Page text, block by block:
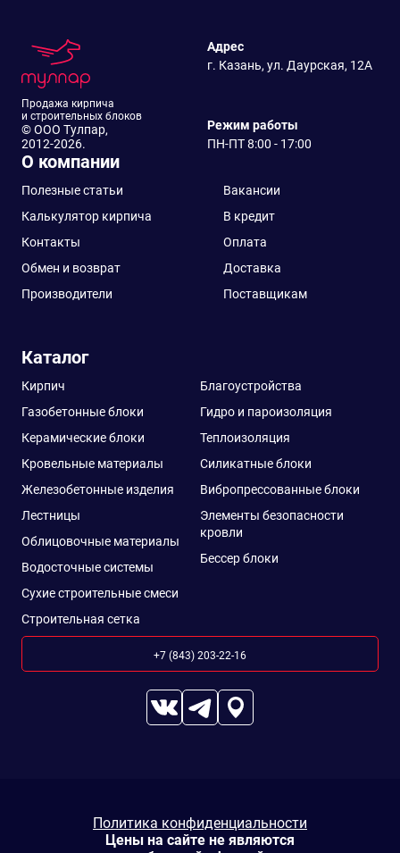
Продажа кирпича
и строительных блоков
© ООО Тулпар,
2012-2026.
Адрес
г. Казань, ул. Даурская, 12А
Режим работы
ПН-ПТ 8:00 - 17:00
О компании
Полезные статьи
Вакансии
Калькулятор кирпича
В кредит
Контакты
Оплата
Обмен и возврат
Доставка
Производители
Поставщикам
Каталог
Кирпич
Газобетонные блоки
Керамические блоки
Кровельные материалы
Железобетонные изделия
Лестницы
Облицовочные материалы
Водосточные системы
Сухие строительные смеси
Строительная сетка
Благоустройства
Гидро и пароизоляция
Теплоизоляция
Силикатные блоки
Вибропрессованные блоки
Элементы безопасности
кровли
Бессер блоки
+7 (843) 203-22-16
Цены на сайте не являются
Политика конфиденциальности